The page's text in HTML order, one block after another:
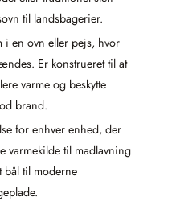
til landsbagerier.
i en ovn eller pejs, hvor
Er konstrueret til at
varme og beskytte
brand.
for enhver enhed, der
varmekilde til madlavning
til moderne